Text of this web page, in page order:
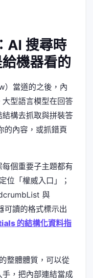
AI 搜尋時
機器看的
）當道的之後，內
型語言模型在回答
構去抓取與拼裝答
的內容，或抓錯頁
個重要子主題都有
位「權威入口」；
與
可讀的格式標示出
的結構化資料指
整體體質，可以從
手，把內部連結當成